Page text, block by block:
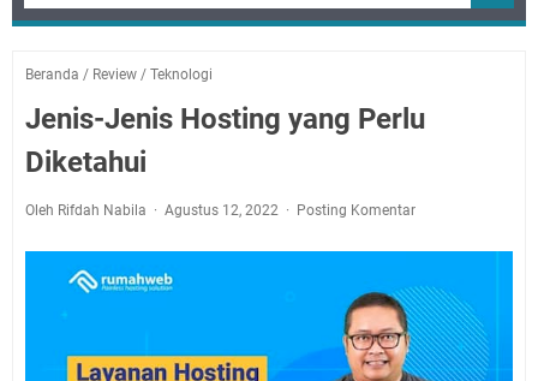
Beranda / Review / Teknologi
Jenis-Jenis Hosting yang Perlu
Diketahui
Oleh Rifdah Nabila Agustus 12, 2022 Posting Komentar